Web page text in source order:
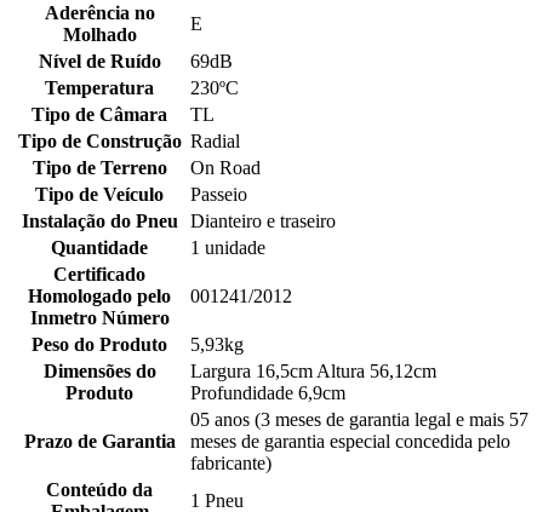
Aderência no
Molhado
E
Nível de Ruído
69dB
Temperatura
230ºC
Tipo de Câmara
TL
Tipo de Construção Radial
Tipo de Terreno
On Road
Tipo de Veículo
Passeio
Instalação do Pneu
Dianteiro e traseiro
Quantidade
1 unidade
Certificado
Homologado pelo
Inmetro Número
001241/2012
Peso do Produto
5,93kg
Dimensões do
Produto
Largura 16,5cm Altura 56,12cm
Profundidade 6,9cm
Prazo de Garantia
05 anos (3 meses de garantia legal e mais 57
meses de garantia especial concedida pelo
fabricante)
Conteúdo da
1 Pneu